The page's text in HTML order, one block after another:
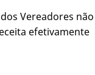
Vereadores não
efetivamente